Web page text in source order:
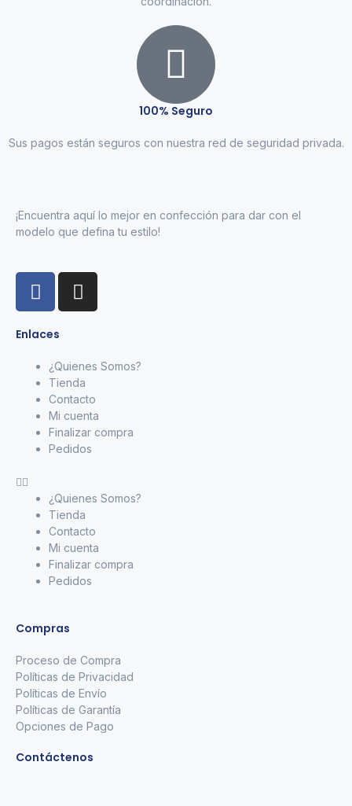
100% Seguro
Sus pagos están seguros con nuestra red de seguridad privada.
¡Encuentra aquí lo mejor en confección para dar con el
modelo que defina tu estilo!
Enlaces
¿Quienes Somos?
Tienda
Contacto
Mi cuenta
Finalizar compra
Pedidos
¿Quienes Somos?
Tienda
Contacto
Mi cuenta
Finalizar compra
Pedidos
Compras
Proceso de Compra
Políticas de Privacidad
Políticas de Envío
Políticas de Garantía
Opciones de Pago
Contáctenos